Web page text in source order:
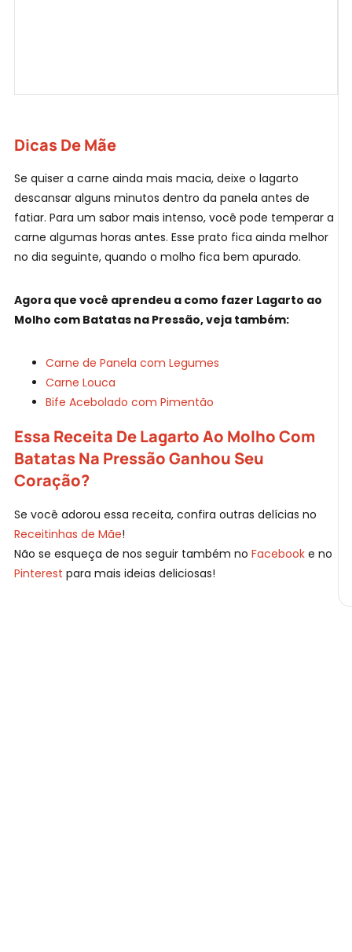
Dicas De Mãe
Se quiser a carne ainda mais macia, deixe o lagarto
descansar alguns minutos dentro da panela antes de
fatiar. Para um sabor mais intenso, você pode temperar a
carne algumas horas antes. Esse prato fica ainda melhor
no dia seguinte, quando o molho fica bem apurado.
Agora que você aprendeu a como fazer Lagarto ao
Molho com Batatas na Pressão, veja também:
Carne de Panela com Legumes
Carne Louca
Bife Acebolado com Pimentão
Essa Receita De Lagarto Ao Molho Com
Batatas Na Pressão Ganhou Seu
Coração?
Se você adorou essa receita, confira outras delícias no
Receitinhas de Mãe!
Não se esqueça de nos seguir também no Facebook e no
Pinterest para mais ideias deliciosas!